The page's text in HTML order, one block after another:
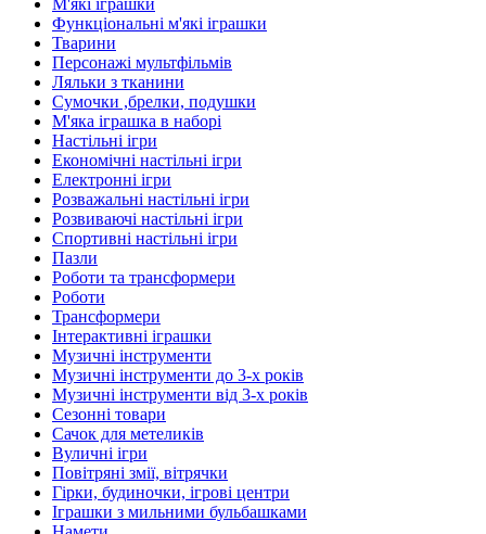
М'які іграшки
Функціональні м'які іграшки
Тварини
Персонажі мультфільмів
Ляльки з тканини
Сумочки ,брелки, подушки
М'яка іграшка в наборі
Настільні ігри
Економічні настільні ігри
Електронні ігри
Розважальні настільні ігри
Розвиваючі настільні ігри
Спортивні настільні ігри
Пазли
Роботи та трансформери
Роботи
Трансформери
Інтерактивні іграшки
Музичні інструменти
Музичні інструменти до 3-х років
Музичні інструменти від 3-х років
Сезонні товари
Сачок для метеликів
Вуличні ігри
Повітряні змії, вітрячки
Гірки, будиночки, ігрові центри
Іграшки з мильними бульбашками